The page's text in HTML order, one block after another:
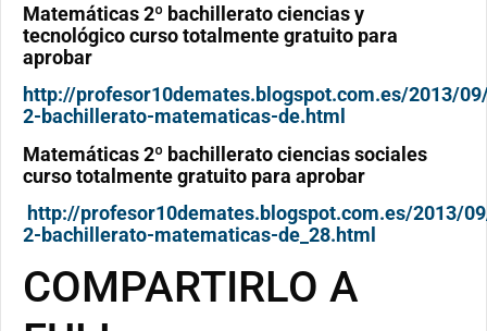
Matemáticas 2º bachillerato ciencias y
tecnológico curso totalmente gratuito para
aprobar
http://profesor10demates.blogspot.com.es/2013/
2-bachillerato-matematicas-de.html
Matemáticas 2º bachillerato ciencias sociales
curso totalmente gratuito para aprobar
http://profesor10demates.blogspot.com.es/2013/
2-bachillerato-matematicas-de_28.html
COMPARTIRLO A